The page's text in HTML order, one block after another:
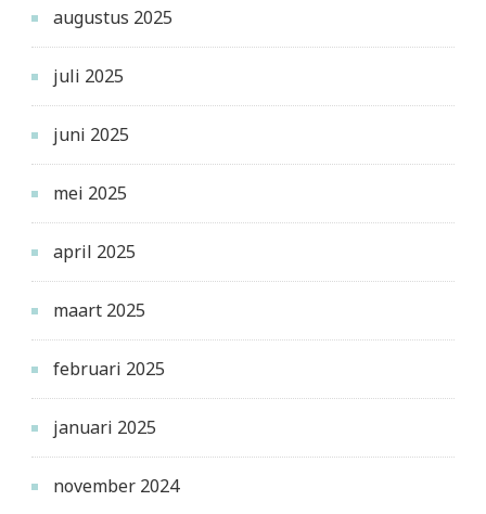
augustus 2025
juli 2025
juni 2025
mei 2025
april 2025
maart 2025
februari 2025
januari 2025
november 2024